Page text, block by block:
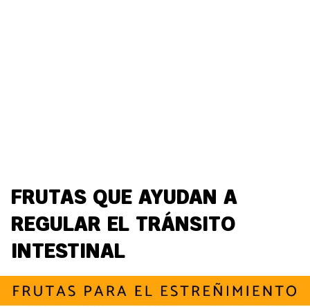
FRUTAS QUE AYUDAN A
REGULAR EL TRÁNSITO
INTESTINAL